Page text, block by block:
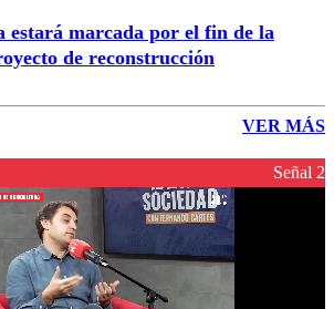
estará marcada por el fin de la
de reconstrucción
VER MÁS
Señal 2